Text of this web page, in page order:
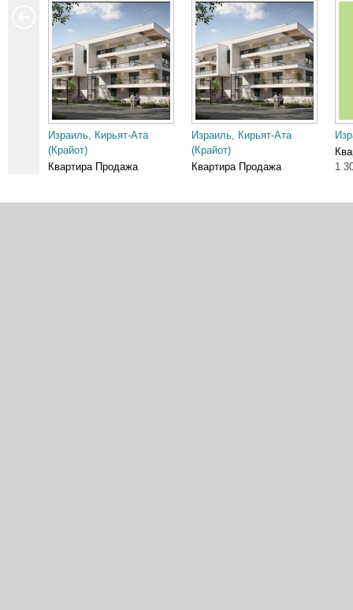
Израиль, Кирьят-Ата
(Крайот)
Квартира Продажа
Израиль, Кирьят-Ата
(Крайот)
Квартира Продажа
1